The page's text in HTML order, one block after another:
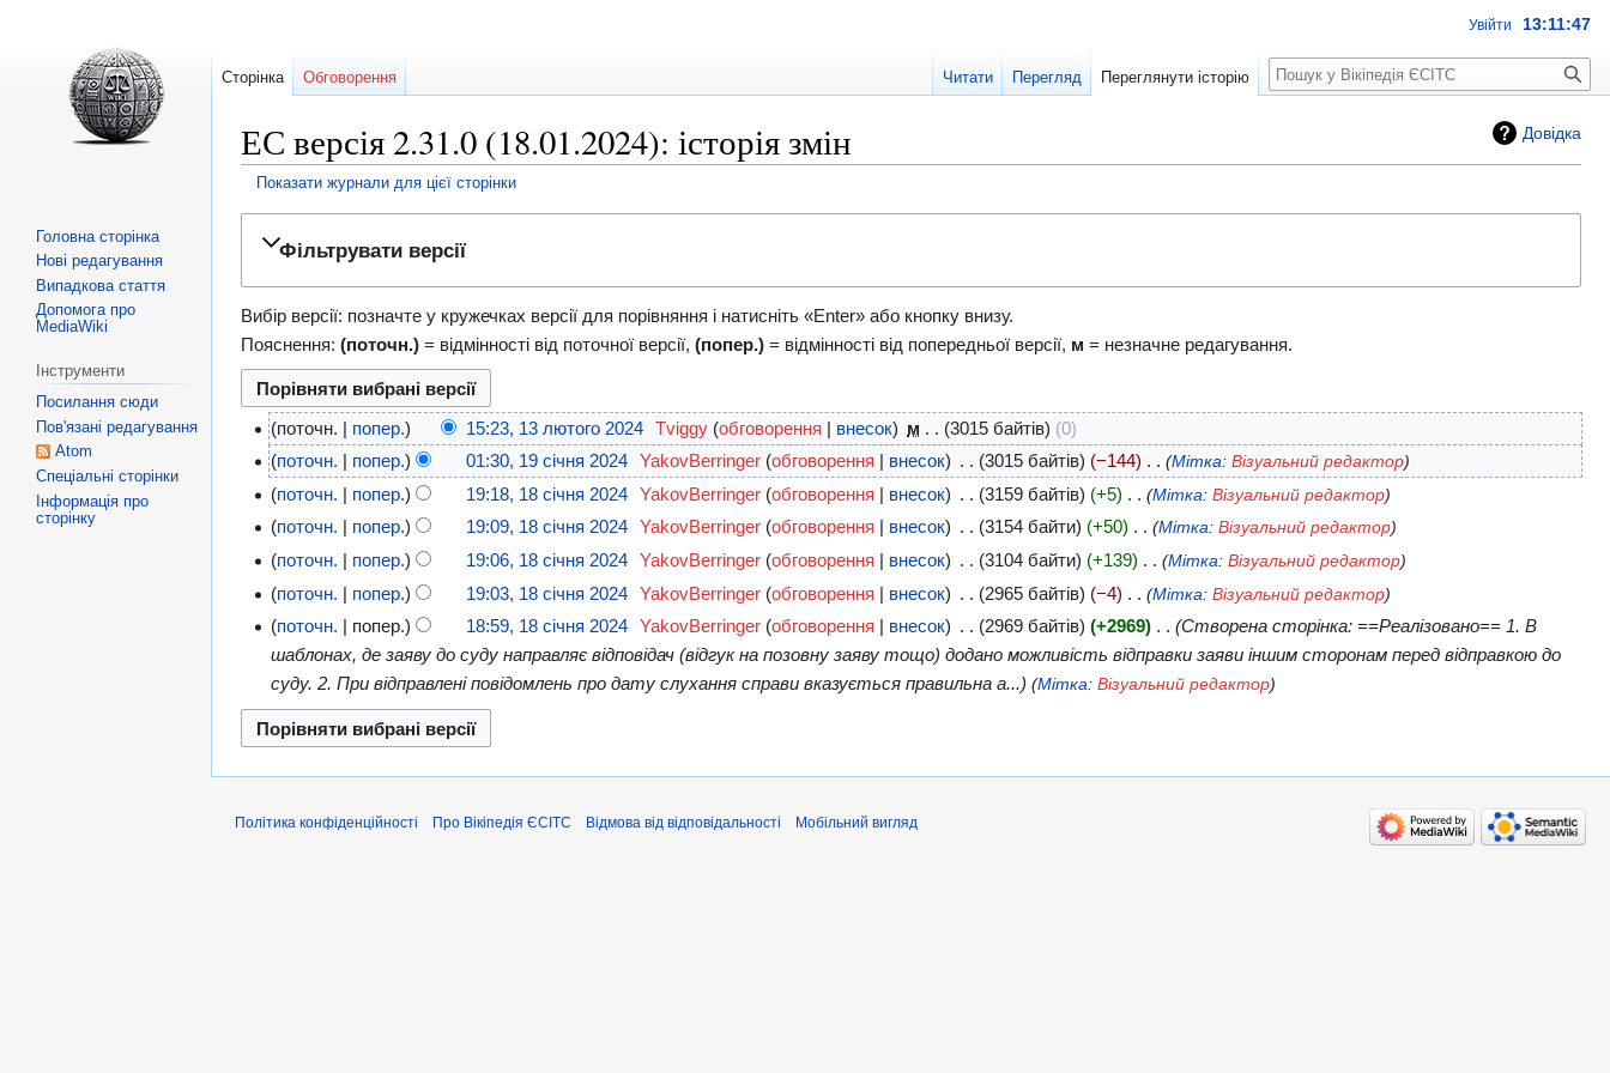
Довідка
ЕС версія 2.31.0 (18.01.2024): історія змін
Показати журнали для цієї сторінки
навігації
пошуку
Фільтрувати версії
Вибір версії: позначте у кружечках версії для порівняння і натисніть «Enter» або кнопку внизу.
Пояснення: (поточн.) = відмінності від поточної версії, (попер.) = відмінності від попередньої версії, м = незначне редагування.
поточн. попер. 15:23, 13 лютого 2024 Tviggy обговорення внесок м 3015 байтів
0
поточн.
попер. 01:30, 19 січня 2024 YakovBerringer обговорення внесок 3015 байтів −144 Мітка:Візуальний редактор
поточн. попер. 19:18, 18 січня 2024 YakovBerringer обговорення внесок 3159 байтів +5 Мітка:Візуальний редактор
поточн. попер. 19:09, 18 січня 2024 YakovBerringer обговорення внесок 3154 байти +50 Мітка:Візуальний редактор
поточн. попер. 19:06, 18 січня 2024 YakovBerringer обговорення внесок 3104 байти +139 Мітка:Візуальний редактор
поточн. попер. 19:03, 18 січня 2024 YakovBerringer обговорення внесок 2965 байтів −4 Мітка:Візуальний редактор
поточн. попер. 18:59, 18 січня 2024 YakovBerringer обговорення внесок 2969 байтів +2969
Створена сторінка: ==Реалізовано== 1. В
шаблонах, де заяву до суду направляє відповідач (відгук на позовну заяву тощо) додано можливість відправки заяви іншим сторонам перед відправкою до
суду. 2. При відправлені повідомлень про дату слухання справи вказується правильна а...
Мітка:Візуальний редактор
Увійти 13:11:48
Сторінка Обговорення Читати Перегляд Переглянути історію Пошук
Головна сторінка
Нові редагування
Випадкова стаття
Допомога про
MediaWiki
Інструменти
Посилання сюди
Пов'язані редагування
Atom
Спеціальні сторінки
Інформація про
сторінку
Політика конфіденційності Про Вікіпедія ЄСІТС Відмова від відповідальності Мобільний вигляд